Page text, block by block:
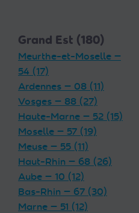
Grand Est (180)
Meurthe-et-Moselle —
54 (17)
Ardennes — 08 (11)
Vosges — 88 (27)
Haute-Marne — 52 (15)
Moselle — 57 (19)
Meuse — 55 (11)
Haut-Rhin — 68 (26)
Aube — 10 (12)
Bas-Rhin — 67 (30)
Marne — 51 (12)